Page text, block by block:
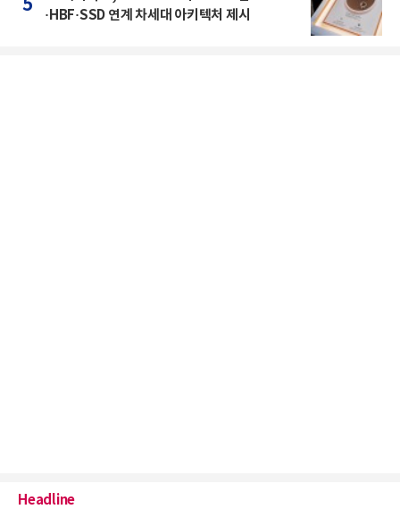
5
·HBF·SSD 연계 차세대 아키텍처 제시
Headline